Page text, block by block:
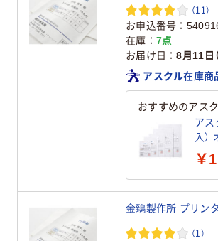
（11）
お申込番号
在庫
7点
お届け日
8月11日（
アスクル在庫商
おすすめのアス
アス
￥
金鵄製作所 プリン
（1）